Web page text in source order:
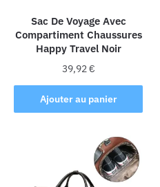
Sac De Voyage Avec
Compartiment Chaussures
Happy Travel Noir
39,92€
Ajouter au panier